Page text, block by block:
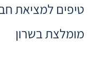
טיפים למציאת
מומלצת בשרון